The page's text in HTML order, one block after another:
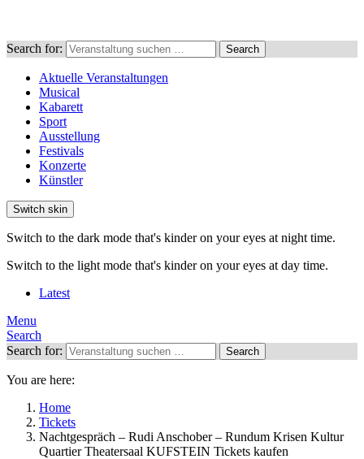
Search for: Search
Aktuelle Veranstaltungen
Musical
Kabarett
Sport
Ausstellung
Festivals
Konzerte
Künstler
Switch skin
Switch to the dark mode that's kinder on your eyes at night time.
Switch to the light mode that's kinder on your eyes at day time.
Latest
Menu
Search
Search for:
Search
You are here:
Home
Tickets
Nachtgespräch – Rudi Anschober – Rundum Krisen Kultur
Quartier Theatersaal KUFSTEIN Tickets kaufen